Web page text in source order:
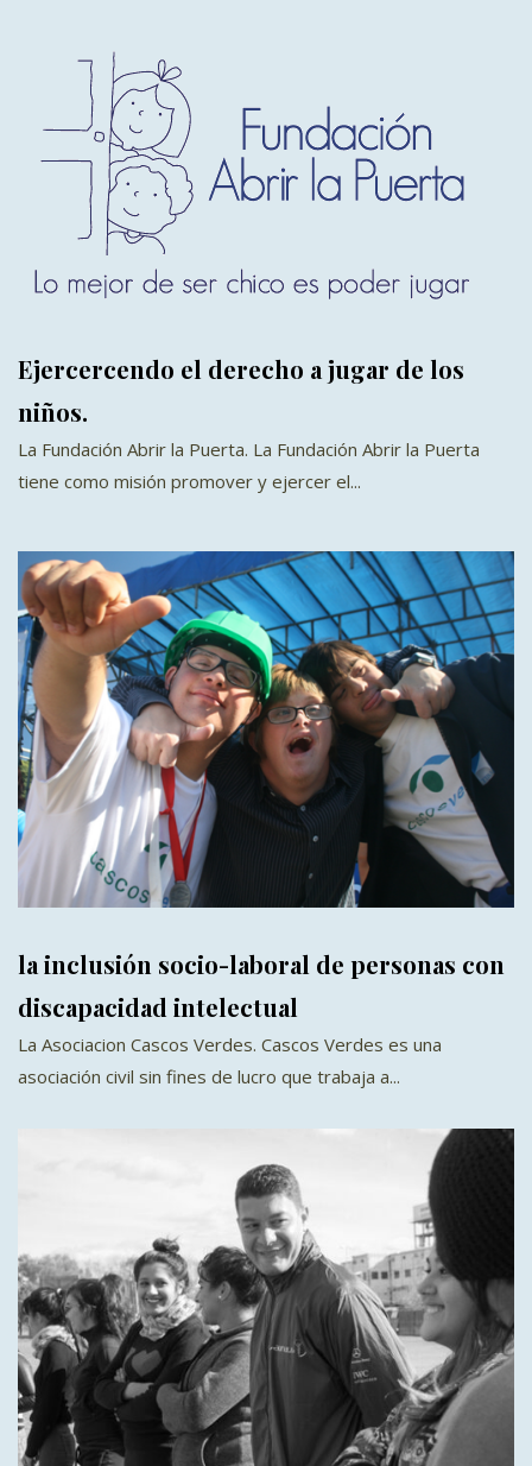
Ejercercendo el derecho a jugar de los
niños.
La Fundación Abrir la Puerta. La Fundación Abrir la Puerta
tiene como misión promover y ejercer el...
la inclusión socio-laboral de personas con
discapacidad intelectual
La Asociacion Cascos Verdes. Cascos Verdes es una
asociación civil sin fines de lucro que trabaja a...